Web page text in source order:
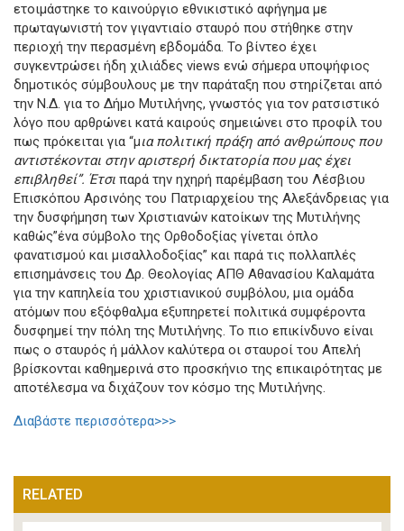
ετοιμάστηκε το καινούργιο εθνικιστικό αφήγημα με
πρωταγωνιστή τον γιγαντιαίο σταυρό που στήθηκε στην
περιοχή την περασμένη εβδομάδα. Το βίντεο έχει
συγκεντρώσει ήδη χιλιάδες views ενώ σήμερα υποψήφιος
δημοτικός σύμβουλους με την παράταξη που στηρίζεται από
την Ν.Δ. για το Δήμο Μυτιλήνης, γνωστός για τον ρατσιστικό
λόγο που αρθρώνει κατά καιρούς σημειώνει στο προφίλ του
πως πρόκειται για “μια πολιτική πράξη από ανθρώπους που
αντιστέκονται στην αριστερή δικτατορία που μας έχει
επιβληθεί”. Έτσι παρά την ηχηρή παρέμβαση του Λέσβιου
Επισκόπου Αρσινόης του Πατριαρχείου της Αλεξάνδρειας για
την δυσφήμηση των Χριστιανών κατοίκων της Μυτιλήνης
καθώς”ένα σύμβολο της Ορθοδοξίας γίνεται όπλο
φανατισμού και μισαλλοδοξίας” και παρά τις πολλαπλές
επισημάνσεις του Δρ. Θεολογίας ΑΠΘ Αθανασίου Καλαμάτα
για την καπηλεία του χριστιανικού συμβόλου, μια ομάδα
ατόμων που εξόφθαλμα εξυπηρετεί πολιτικά συμφέροντα
δυσφημεί την πόλη της Μυτιλήνης. Το πιο επικίνδυνο είναι
πως ο σταυρός ή μάλλον καλύτερα οι σταυροί του Απελή
βρίσκονται καθημερινά στο προσκήνιο της επικαιρότητας με
αποτέλεσμα να διχάζουν τον κόσμο της Μυτιλήνης.
Διαβάστε περισσότερα>>>
RELATED